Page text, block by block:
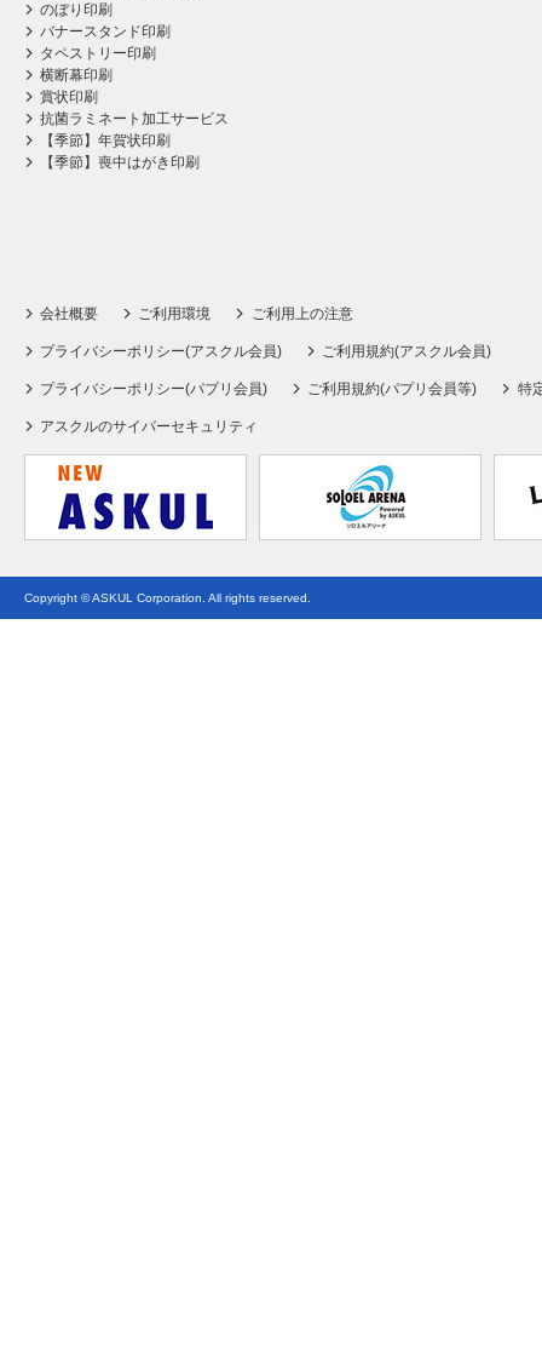
のぼり印刷
バナースタンド印刷
タペストリー印刷
横断幕印刷
賞状印刷
抗菌ラミネート加工サービス
【季節】年賀状印刷
【季節】喪中はがき印刷
会社概要 ご利用環境 ご利用上の注意
プライバシーポリシー(アスクル会員) ご利用規約(アスクル会員)
プライバシーポリシー(パプリ会員) ご利用規約(パプリ会員等) 特
アスクルのサイバーセキュリティ
Copyright © ASKUL Corporation. All rights reserved.